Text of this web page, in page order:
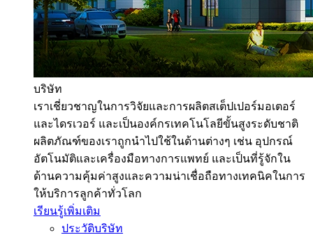
บริษัท
เราเชี่ยวชาญในการวิจัยและการผลิตสเต็ปเปอร์มอเตอร์
และไดรเวอร์ และเป็นองค์กรเทคโนโลยีขั้นสูงระดับชาติ
ผลิตภัณฑ์ของเราถูกนำไปใช้ในด้านต่างๆ เช่น อุปกรณ์
อัตโนมัติและเครื่องมือทางการแพทย์ และเป็นที่รู้จักใน
ด้านความคุ้มค่าสูงและความน่าเชื่อถือทางเทคนิคในการ
ให้บริการลูกค้าทั่วโลก
เรียนรู้เพิ่มเติม
ประวัติบริษัท